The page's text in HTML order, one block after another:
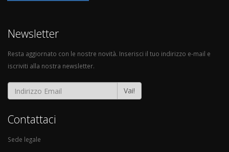
Newsletter
Resta aggiornato con le nostre novità. Inserisci il tuo indirizzo e-mail e
iscriviti alla nostra newsletter.
Vai!
Contattaci
Sede legale